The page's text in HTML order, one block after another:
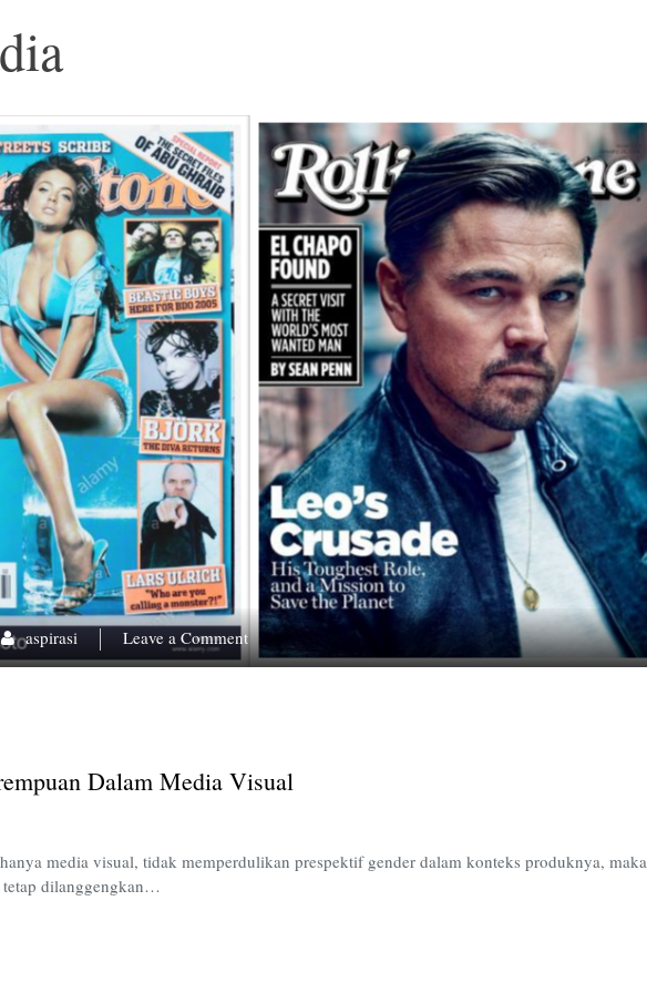
aspirasi Leave a Commenton
Semiotik
Visual
Dalam Media Visual
media visual, tidak memperdulikan prespektif gender dalam konteks produknya, maka
tetap dilanggengkan…